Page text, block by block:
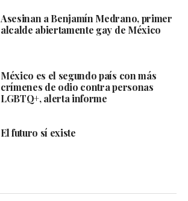
Asesinan a Benjamín Medrano, primer
alcalde abiertamente gay de México
México es el segundo país con más
crímenes de odio contra personas
LGBTQ+, alerta informe
El futuro sí existe